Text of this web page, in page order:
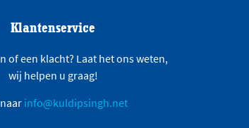
Klantenservice
of een klacht? Laat het ons weten,
wij helpen u graag!
info@kuldipsingh.net